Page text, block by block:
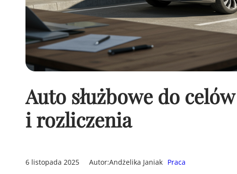
Auto służbowe do
i rozliczenia
6 listopada 2025 Autor:Andżelika Janiak Praca